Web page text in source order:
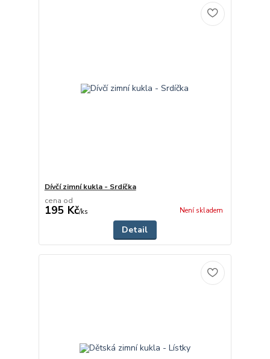
Dívčí zimní kukla - Srdíčka
cena od
195 Kč/ks Není skladem
Detail